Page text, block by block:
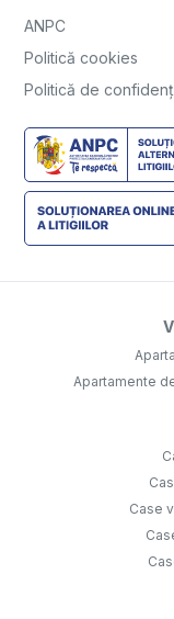
ANPC
Politică cookies
Politică de
Apartamente
Case